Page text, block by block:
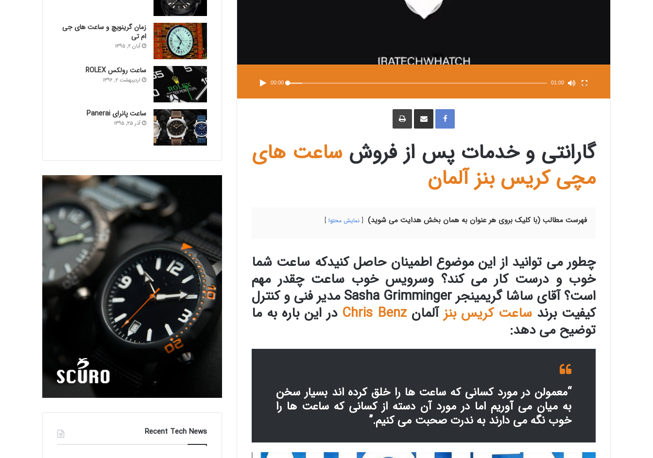
00:00 01:00
ف
س
و ر
ذ
ر
ی
گارانتی و خدمات پس از فروشساعت های
مچی کریس بنز آلمان
فهرست مطالب (با کلیک بروی هر عنوان به همان بخش هدایت می شوید) نمایش محتوا
چطور می توانید از این موضوع اطمینان حاصل کنیدکه ساعت شما
خوب و درست کار می کند؟ وسرویس خوب ساعت چقدر مهم
است؟ آقای ساشا گریمینجر Sasha Grimminger مدیر فنی و کنترل
کیفیت برندساعت کریس بنزآلمانChris Benz در این باره به ما
توضیح می دهد:
“معمولن در مورد کسانی که ساعت ها را خلق کرده اند بسیار سخن
به میان می آوریم اما در مورد آن دسته از کسانی که ساعت ها را
خوب نگه می دارند به ندرت صحبت می کنیم.”
زمان گرینویچ و ساعت های جی
ام تی
آبان ۲, ۱۳۹۵
ساعت رولکس ROLEX
اردیبهشت ۲, ۱۳۹۶
ساعت پانرای Panerai
آذر ۲۵, ۱۳۹۵
Recent Tech News